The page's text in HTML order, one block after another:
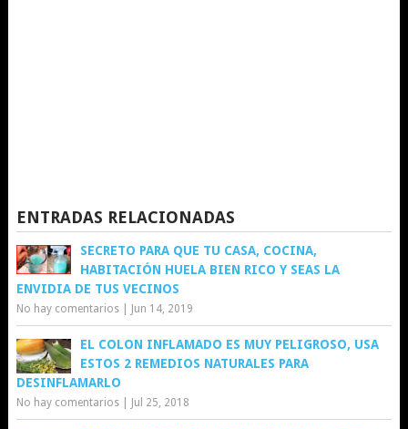
ENTRADAS RELACIONADAS
SECRETO PARA QUE TU CASA, COCINA,
HABITACIÓN HUELA BIEN RICO Y SEAS LA
ENVIDIA DE TUS VECINOS
No hay comentarios| Jun 14, 2019
EL COLON INFLAMADO ES MUY PELIGROSO, USA
ESTOS 2 REMEDIOS NATURALES PARA
DESINFLAMARLO
No hay comentarios| Jul 25, 2018